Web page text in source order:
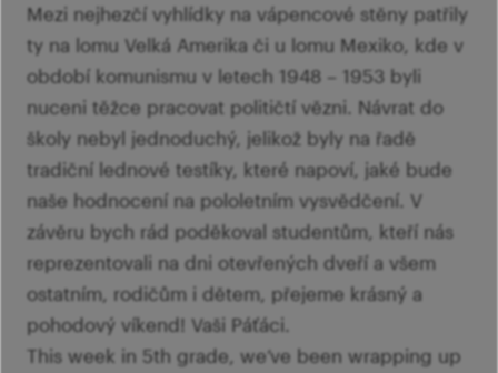
Mezi nejhezčí vyhlídky na vápencové stěny patřily
ty na lomu Velká Amerika či u lomu Mexiko, kde v
období komunismu v letech 1948 – 1953 byli
nuceni těžce pracovat političtí vězni. Návrat do
školy nebyl jednoduchý, jelikož byly na řadě
tradiční lednové testíky, které napoví, jaké bude
naše hodnocení na pololetním vysvědčení. V
závěru bych rád poděkoval studentům, kteří nás
reprezentovali na dni otevřených dveří a všem
ostatním, rodičům i dětem, přejeme krásný a
pohodový víkend! Vaši Páťáci.
This week in 5th grade, we’ve been wrapping up